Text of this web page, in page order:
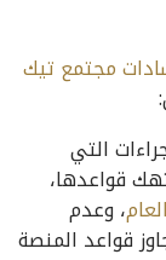
مجتمع تيك
التي
قواعدها،
، وعدم
قواعد المنصة